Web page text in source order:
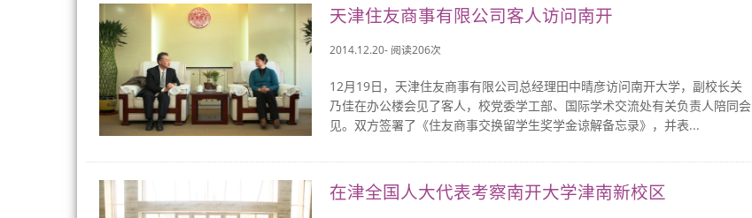
天津住友商事有限公司客人访问南开
2014.12.20- 阅读206次
12月19日，天津住友商事有限公司总经理田中晴彦访问南开大学，副校长关
乃佳在办公楼会见了客人，校党委学工部、国际学术交流处有关负责人陪同会
见。双方签署了《住友商事交换留学生奖学金谅解备忘录》，并表...
在津全国人大代表考察南开大学津南新校区